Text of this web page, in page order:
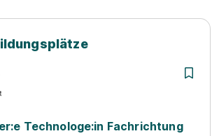
Technologe:in Fachrichtung